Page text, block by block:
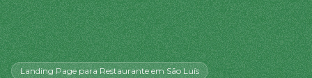
Landing Pagepara Restauranteem São Luís